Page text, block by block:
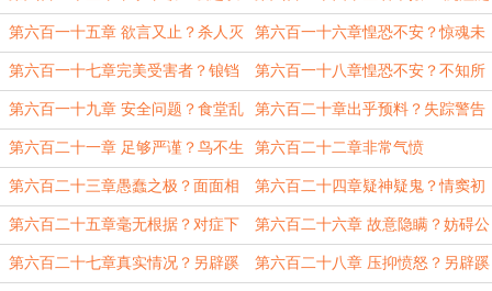
鼻 起
第六百一十五章 欲言又止？杀人灭
口
第六百一十六章惶恐不安？惊魂未
定
第六百一十七章完美受害者？锒铛
入狱
第六百一十八章惶恐不安？不知所
措
第六百一十九章 安全问题？食堂乱
象
第六百二十章出乎预料？失踪警告
第六百二十一章 足够严谨？鸟不生
蛋
第六百二十二章非常气愤
第六百二十三章愚蠢之极？面面相
觑！
第六百二十四章疑神疑鬼？情窦初
开？
第六百二十五章毫无根据？对症下
药
第六百二十六章 故意隐瞒？妨碍公
务
第六百二十七章真实情况？另辟蹊 第六百二十八章 压抑愤怒？另辟蹊